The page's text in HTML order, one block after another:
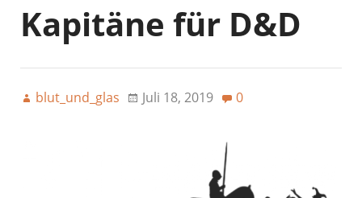
Kapitäne für D&D
blut_und_glas Juli 18, 2019 0